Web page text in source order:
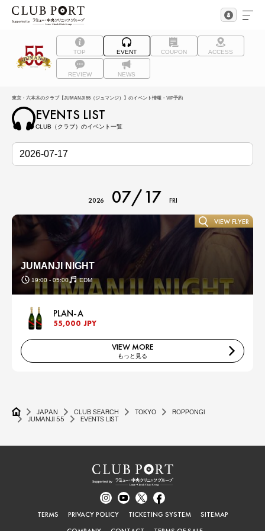
TOP EVENT COUPON ACCESS
REVIEW NEWS
東京・六本木のクラブ【JUMANJI 55（ジュマンジ）】のイベント情報・VIP予約
EVENTS LIST
CLUB（クラブ）のイベント一覧
2026 07/17 FRI
JUMANJI NIGHT
19:00 - 05:00 EDM
VIEW FLYER
PLAN-A
55,000 JPY
VIEW MORE
もっと見る
JAPAN CLUB SEARCH TOKYO
ROPPONGI
JUMANJI 55
EVENTS LIST
TERMS PRIVACY POLICY TICKETING SYSTEM
SITEMAP